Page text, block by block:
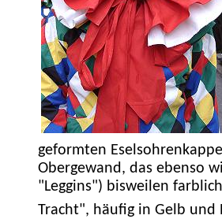
geformten
Obergewand, das ebenso
"Leggins") bisweilen
Tracht", häufig in Gelb und